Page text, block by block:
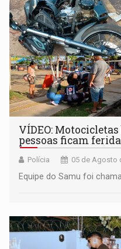
VÍDEO:
pessoas ficam
Polícia 05 de Agosto
Equipe do Samu foi